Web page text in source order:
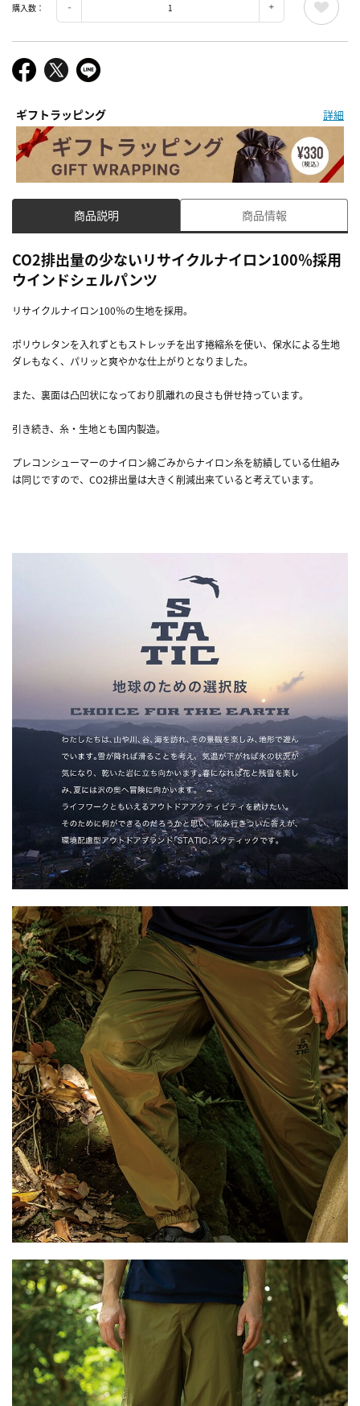
購入数：
ギフトラッピング 詳細
商品説明 商品情報
CO2排出量の少ないリサイクルナイロン100％採用
ウインドシェルパンツ
リサイクルナイロン100％の生地を採用。
ポリウレタンを入れずともストレッチを出す捲縮糸を使い、保水による生地
ダレもなく、パリッと爽やかな仕上がりとなりました。
また、裏面は凸凹状になっており肌離れの良さも併せ持っています。
引き続き、糸・生地とも国内製造。
プレコンシューマーのナイロン綿ごみからナイロン糸を紡績している仕組み
は同じですので、CO2排出量は大きく削減出来ていると考えています。